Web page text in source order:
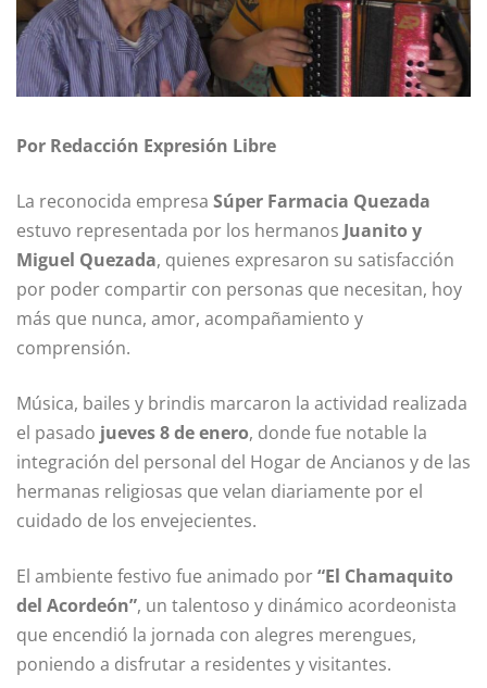
Por Redacción Expresión Libre
La reconocida empresa Súper Farmacia Quezada
estuvo representada por los hermanos Juanito y
Miguel Quezada, quienes expresaron su satisfacción
por poder compartir con personas que necesitan, hoy
más que nunca, amor, acompañamiento y
comprensión.
Música, bailes y brindis marcaron la actividad realizada
el pasado jueves 8 de enero, donde fue notable la
integración del personal del Hogar de Ancianos y de las
hermanas religiosas que velan diariamente por el
cuidado de los envejecientes.
El ambiente festivo fue animado por“El Chamaquito
del Acordeón”, un talentoso y dinámico acordeonista
que encendió la jornada con alegres merengues,
poniendo a disfrutar a residentes y visitantes.